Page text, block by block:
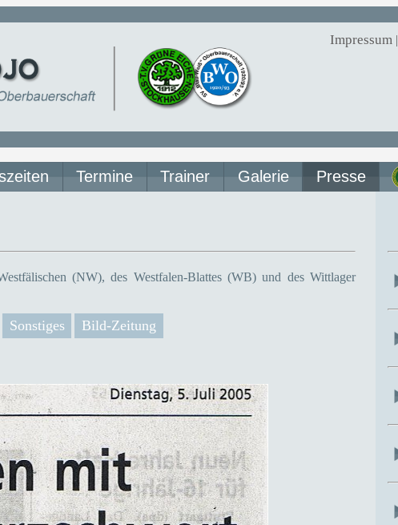
Impressum|
Termine Trainer Galerie Presse
(NW), des Westfalen-Blattes (WB) und des Wittlager
Sonstiges Bild-Zeitung